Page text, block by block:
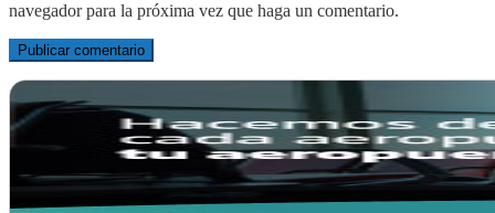
navegador para la próxima vez que haga un comentario.